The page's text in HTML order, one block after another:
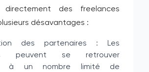
directement des freelances
désavantages :
des partenaires : Les
peuvent se retrouver
à un nombre limité de